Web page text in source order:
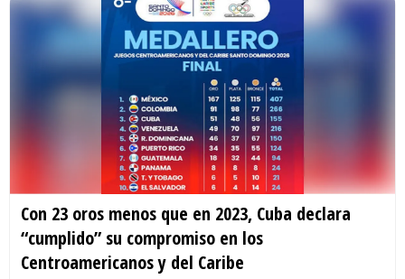
Con 23 oros menos que en 2023, Cuba declara
“cumplido” su compromiso en los
Centroamericanos y del Caribe